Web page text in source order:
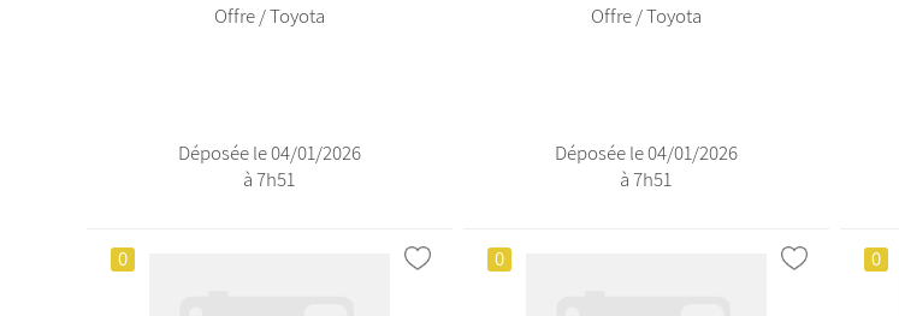
Offre / Toyota
Déposée le 04/01/2026
à 7h51
Offre / Toyota
Déposée le 04/01/2026
à 7h51
0 0 0